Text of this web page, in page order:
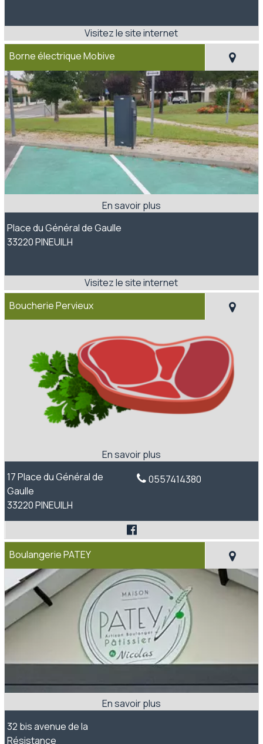
Borne électrique Mobive
Place du Général de Gaulle
33220 PINEUILH
Boucherie Pervieux
17 Place du Général de
Gaulle
33220 PINEUILH
0557414380
Boulangerie PATEY
32 bis avenue de la
Résistance